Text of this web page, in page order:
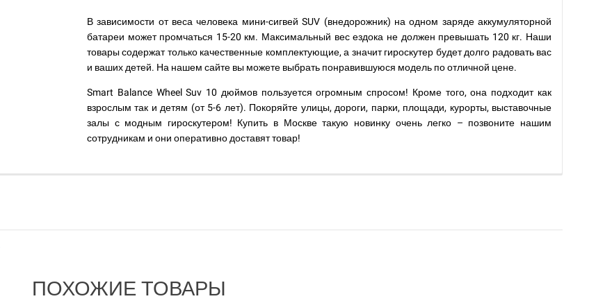
В зависимости от веса человека мини-сигвей SUV (внедорожник) на одном заряде аккумуляторной
батареи может промчаться 15-20 км. Максимальный вес ездока не должен превышать 120 кг. Наши
товары содержат только качественные комплектующие, а значит гироскутер будет долго радовать вас
и ваших детей. На нашем сайте вы можете выбрать понравившуюся модель по отличной цене.
Smart Balance Wheel Suv 10 дюймов пользуется огромным спросом! Кроме того, она подходит как
взрослым так и детям (от 5-6 лет). Покоряйте улицы, дороги, парки, площади, курорты, выставочные
залы с модным гироскутером! Купить в Москве такую новинку очень легко – позвоните нашим
сотрудникам и они оперативно доставят товар!
ПОХОЖИЕ ТОВАРЫ